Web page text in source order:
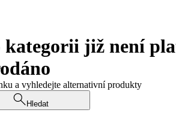
již není
a vyhledejte alternativní produkty
Hledat